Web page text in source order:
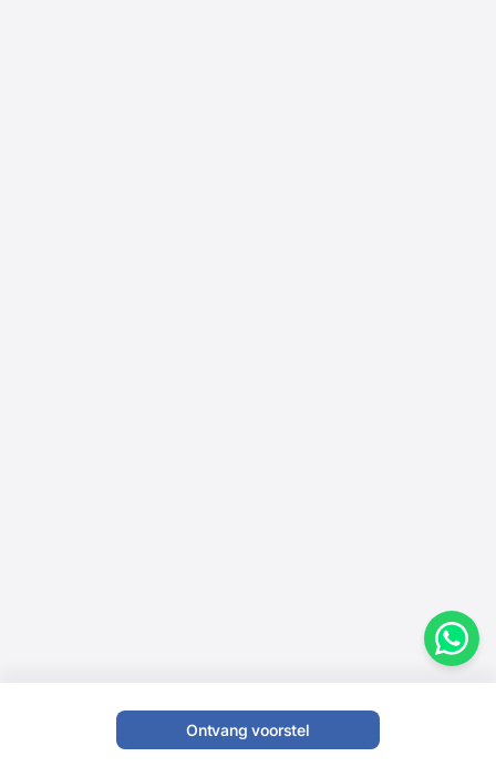
Ontvang voorstel